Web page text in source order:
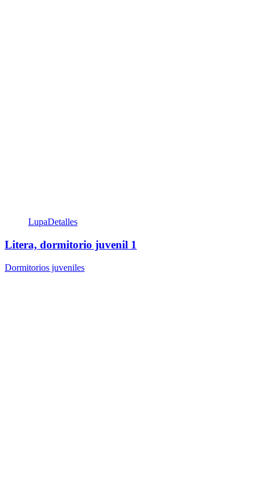
LupaDetalles
Litera, dormitorio juvenil 1
Dormitorios juveniles